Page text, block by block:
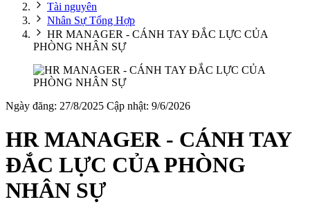
Tài nguyên
Nhân Sự Tổng Hợp
HR MANAGER - CÁNH TAY ĐẮC LỰC CỦA
PHÒNG NHÂN SỰ
Ngày đăng: 27/8/2025 Cập nhật: 9/6/2026
HR MANAGER - CÁNH TAY
ĐẮC LỰC CỦA PHÒNG
NHÂN SỰ